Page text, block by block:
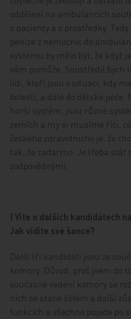
oddělení na ambulancích
o pacienty a o prostředky.
peníze z nemocnic do
systému by mělo být, že když
vám pomůže. Soustředil bych
lidi, kteří jsou v situaci, kdy
bolesti, a dále do dětské péče.
horší systém, jsou různé
zemích a my si musíme říci,
českého zdravotnictví je, že
tak, že zadarmo. Je třeba stát
zodpovědnými.
| Víte o dalších kandidátech
Jak vidíte své šance?
Další tři kandidáti jsou ze
komory. Důvod, proč jsem do
současné vedení komory se
nich se stane šéfem a další
funkcích a všechno pojede po